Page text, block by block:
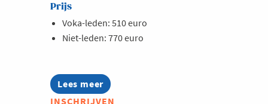
Prijs
Voka-leden: 510 euro
Niet-leden: 770 euro
Lees meer
about
Opleiding:
INSCHRIJVEN